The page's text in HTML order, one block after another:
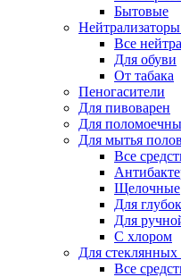
Бытовые
Нейтрализаторы
Все
Для обуви
От табака
Пеногасители
Для пивоварен
Для
Для мытья полов
Все
Щелочные
Для
Для
С хлором
Для стеклянных
Все